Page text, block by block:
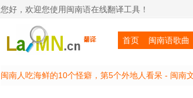
您好，欢迎您使用闽南语在线翻译工具！
首页 闽南语歌曲
闽南人吃海鲜的10个怪癖，第5个外地人看呆 - 闽南